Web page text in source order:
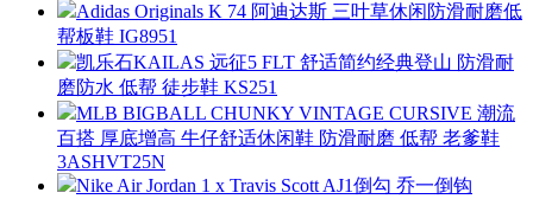
Adidas Originals K 74 阿迪达斯 三叶草休闲防滑耐磨低
帮板鞋 IG8951
凯乐石KAILAS 远征5 FLT 舒适简约经典登山 防滑耐
磨防水 低帮 徒步鞋 KS251
MLB BIGBALL CHUNKY VINTAGE CURSIVE 潮流
百搭 厚底增高 牛仔舒适休闲鞋 防滑耐磨 低帮 老爹鞋
3ASHVT25N
Nike Air Jordan 1 x Travis Scott AJ1倒勾 乔一倒钩